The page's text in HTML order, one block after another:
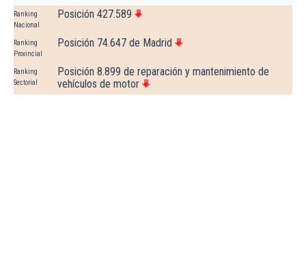
Ranking
Nacional
Posición 427.589
Ranking
Provincial
Posición 74.647 de Madrid
Ranking
Sectorial
Posición 8.899 de reparación y mantenimiento de
vehículos de motor